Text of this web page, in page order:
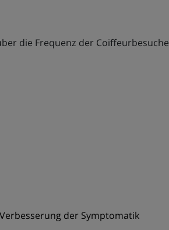
die Frequenz der Coiffeurbesuche
der Symptomatik